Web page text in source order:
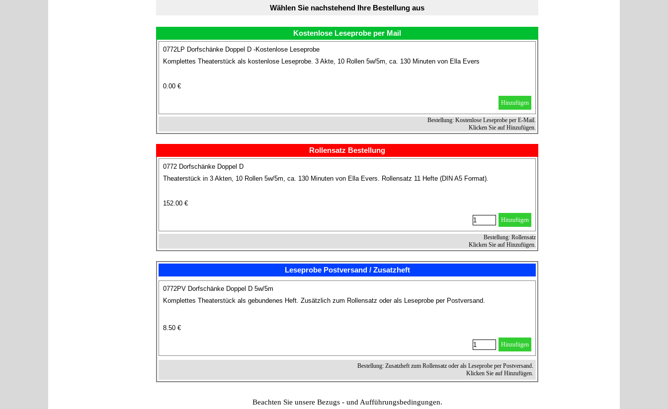
Wählen Sie nachstehend Ihre Bestellung aus
Kostenlose Leseprobe per Mail
0772LP Dorfschänke Doppel D -Kostenlose Leseprobe
Komplettes Theaterstück als kostenlose Leseprobe. 3 Akte, 10 Rollen 5w/5m, ca. 130 Minuten von Ella Evers
0.00 €
Hinzufügen
Bestellung: Kostenlose Leseprobe per E-Mail.
Klicken Sie auf Hinzufügen.
Rollensatz Bestellung
0772 Dorfschänke Doppel D
Theaterstück in 3 Akten, 10 Rollen 5w/5m, ca. 130 Minuten von Ella Evers. Rollensatz 11 Hefte (DIN A5 Format).
152.00 €
Hinzufügen
Bestellung: Rollensatz
Klicken Sie auf Hinzufügen.
Leseprobe Postversand / Zusatzheft
0772PV Dorfschänke Doppel D 5w/5m
Komplettes Theaterstück als gebundenes Heft. Zusätzlich zum Rollensatz oder als Leseprobe per Postversand.
8.50 €
Hinzufügen
Bestellung: Zusatzheft zum Rollensatz oder als Leseprobe per Postversand.
Klicken Sie auf Hinzufügen.
Beachten Sie unsere Bezugs - und Aufführungsbedingungen.